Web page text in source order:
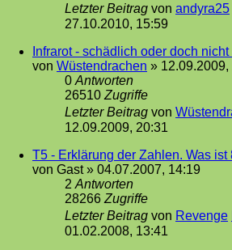
Letzter Beitrag von andyra25
27.10.2010, 15:59
Infrarot - schädlich oder doch
von Wüstendrachen » 12.09.2009,
0 Antworten
26510 Zugriffe
Letzter Beitrag von
12.09.2009, 20:31
T5 - Erklärung der Zahlen. Was ist
von Gast» 04.07.2007, 14:19
2 Antworten
28266 Zugriffe
Letzter Beitrag von Revenge
01.02.2008, 13:41